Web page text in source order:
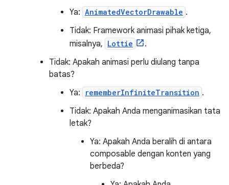
Ya: AnimatedVectorDrawable .
Tidak: Framework animasi pihak ketiga,
misalnya, Lottie
.
Tidak: Apakah animasi perlu diulang tanpa
batas?
Ya:
rememberInfiniteTransition .
Tidak: Apakah Anda menganimasikan tata
letak?
Ya: Apakah Anda beralih di antara
composable dengan konten yang
berbeda?